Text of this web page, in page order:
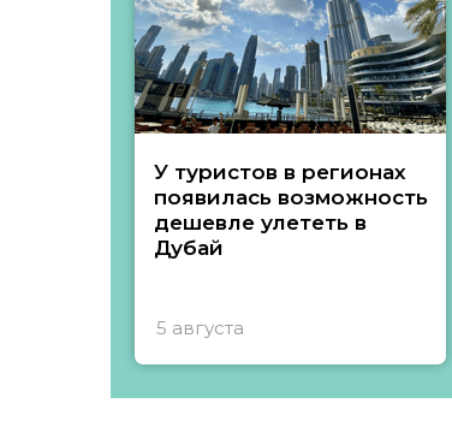
У туристов в регионах
появилась возможность
дешевле улететь в
Дубай
5 августа